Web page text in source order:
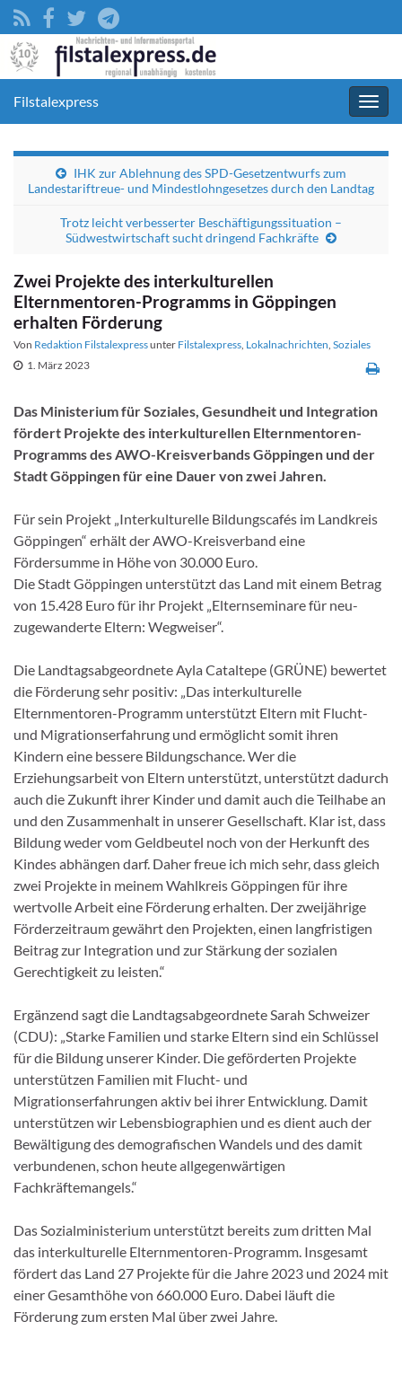
Filstalexpress
IHK zur Ablehnung des SPD-Gesetzentwurfs zum
Landestariftreue- und Mindestlohngesetzes durch den Landtag
Trotz leicht verbesserter Beschäftigungssituation –
Südwestwirtschaft sucht dringend Fachkräfte
Zwei Projekte des interkulturellen
Elternmentoren-Programms in Göppingen
erhalten Förderung
Von Redaktion Filstalexpressunter Filstalexpress, Lokalnachrichten, Soziales
1. März 2023
Das Ministerium für Soziales, Gesundheit und Integration
fördert Projekte des interkulturellen Elternmentoren-
Programms des AWO-Kreisverbands Göppingen und der
Stadt Göppingen für eine Dauer von zwei Jahren.
Für sein Projekt „Interkulturelle Bildungscafés im Landkreis
Göppingen“ erhält der AWO-Kreisverband eine
Fördersumme in Höhe von 30.000 Euro.
Die Stadt Göppingen unterstützt das Land mit einem Betrag
von 15.428 Euro für ihr Projekt „Elternseminare für neu-
zugewanderte Eltern: Wegweiser“.
Die Landtagsabgeordnete Ayla Cataltepe (GRÜNE) bewertet
die Förderung sehr positiv: „Das interkulturelle
Elternmentoren-Programm unterstützt Eltern mit Flucht-
und Migrationserfahrung und ermöglicht somit ihren
Kindern eine bessere Bildungschance. Wer die
Erziehungsarbeit von Eltern unterstützt, unterstützt dadurch
auch die Zukunft ihrer Kinder und damit auch die Teilhabe an
und den Zusammenhalt in unserer Gesellschaft. Klar ist, dass
Bildung weder vom Geldbeutel noch von der Herkunft des
Kindes abhängen darf. Daher freue ich mich sehr, dass gleich
zwei Projekte in meinem Wahlkreis Göppingen für ihre
wertvolle Arbeit eine Förderung erhalten. Der zweijährige
Förderzeitraum gewährt den Projekten, einen langfristigen
Beitrag zur Integration und zur Stärkung der sozialen
Gerechtigkeit zu leisten.“
Ergänzend sagt die Landtagsabgeordnete Sarah Schweizer
(CDU): „Starke Familien und starke Eltern sind ein Schlüssel
für die Bildung unserer Kinder. Die geförderten Projekte
unterstützen Familien mit Flucht- und
Migrationserfahrungen aktiv bei ihrer Entwicklung. Damit
unterstützen wir Lebensbiographien und es dient auch der
Bewältigung des demografischen Wandels und des damit
verbundenen, schon heute allgegenwärtigen
Fachkräftemangels.“
Das Sozialministerium unterstützt bereits zum dritten Mal
das interkulturelle Elternmentoren-Programm. Insgesamt
fördert das Land 27 Projekte für die Jahre 2023 und 2024 mit
einer Gesamthöhe von 660.000 Euro. Dabei läuft die
Förderung zum ersten Mal über zwei Jahre.